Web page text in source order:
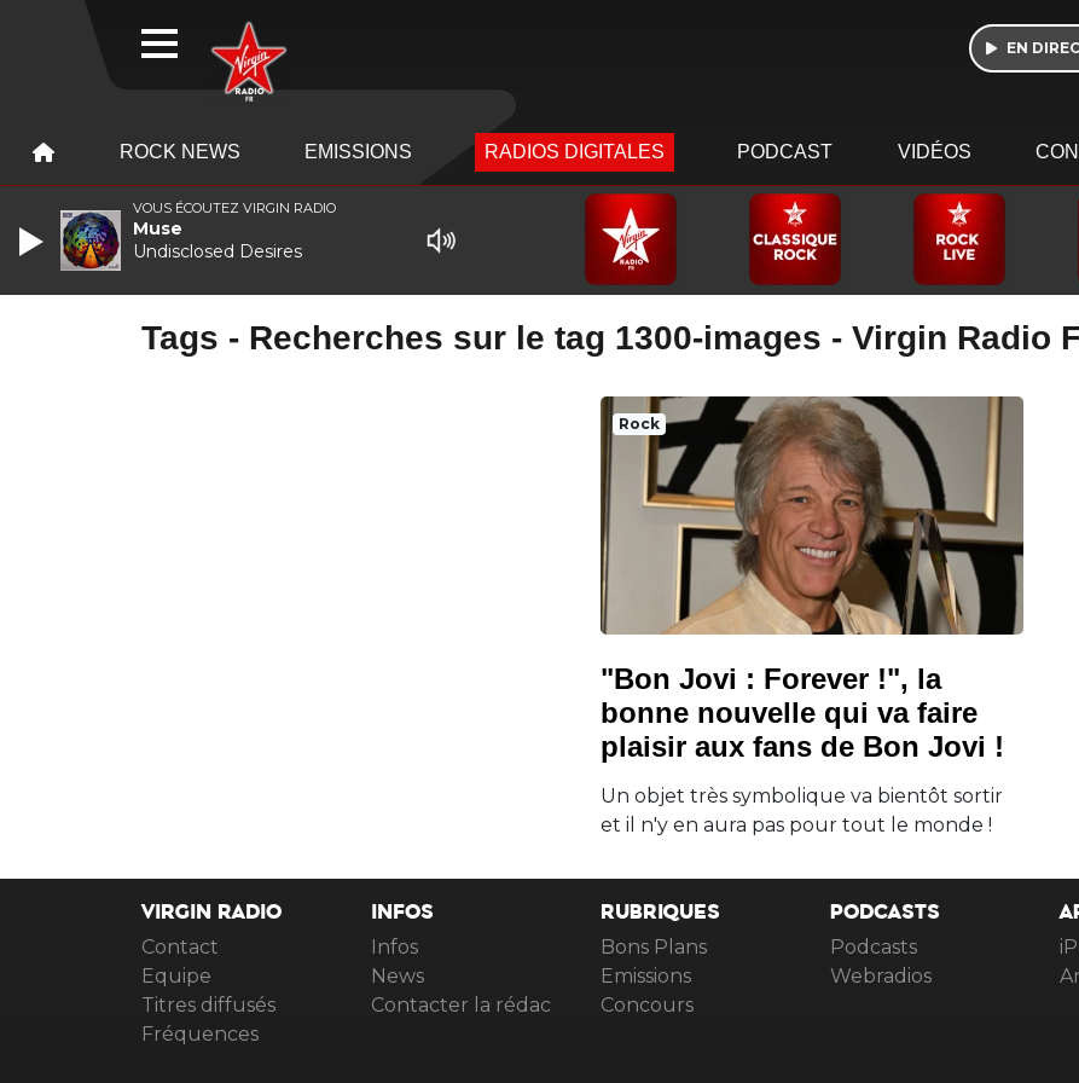
EN
ROCK NEWS EMISSIONS RADIOS DIGITALES PODCAST VIDÉOS
Tags - Recherches sur le tag 1300-images - Virgin Radio
Rock
"Bon Jovi : Forever !", la
bonne nouvelle qui va faire
plaisir aux fans de Bon Jovi !
Un objet très symbolique va bientôt sortir
et il n'y en aura pas pour tout le monde !
VIRGIN RADIO
Contact
Equipe
Titres diffusés
Fréquences
INFOS
Infos
News
Contacter la rédac
RUBRIQUES
Bons Plans
Emissions
Concours
PODCASTS
Podcasts
Webradios
VOUS ÉCOUTEZ VIRGIN RADIO
Muse
Undisclosed Desires
WEBRADIO